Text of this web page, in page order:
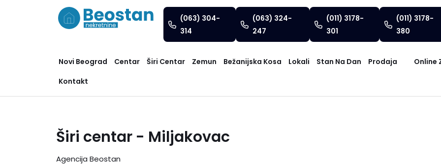
(063) 304-
314
(063) 324-
247
(011) 3178-
301
(011) 3178-
380
Novi Beograd Centar Širi Centar Zemun Bežanijska Kosa Lokali Stan Na Dan Prodaja
Online
Kontakt
Širi centar - Miljakovac
Agencija Beostan